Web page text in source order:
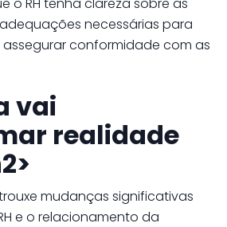
necessárias para
conformidade com as
vai
realidade
trouxe mudanças significativas
e o relacionamento da